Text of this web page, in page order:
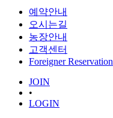
예약안내
오시는길
농장안내
고객센터
Foreigner Reservation
JOIN
•
LOGIN